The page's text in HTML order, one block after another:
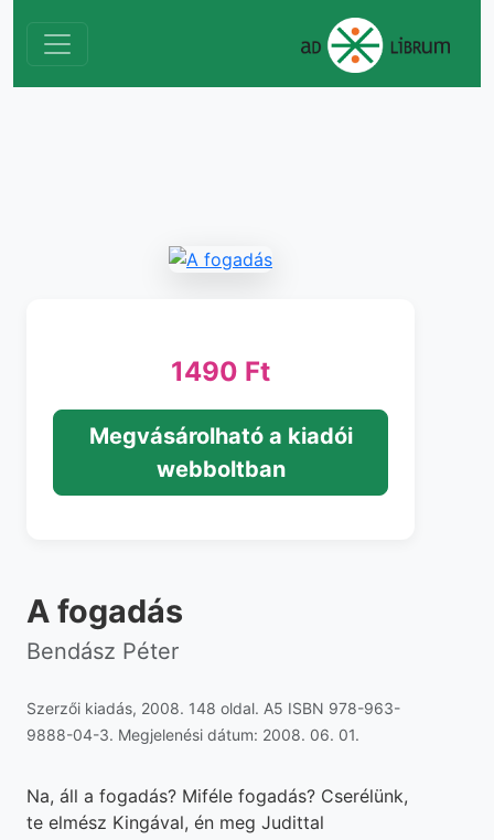
1490 Ft
Megvásárolható a kiadói
webboltban
A fogadás
Bendász Péter
Szerzői kiadás, 2008. 148 oldal. A5 ISBN 978-963-
9888-04-3. Megjelenési dátum: 2008. 06. 01.
Na, áll a fogadás? Miféle fogadás? Cserélünk,
te elmész Kingával, én meg Judittal